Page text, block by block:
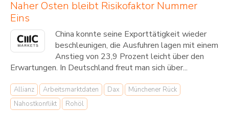
Naher Osten bleibt Risikofaktor Nummer
Eins
China konnte seine Exporttätigkeit wieder
beschleunigen, die Ausfuhren lagen mit einem
Anstieg von 23,9 Prozent leicht über den
Erwartungen. In Deutschland freut man sich über...
Allianz Arbeitsmarktdaten Dax
Münchener Rück
Nahostkonflikt
Rohöl